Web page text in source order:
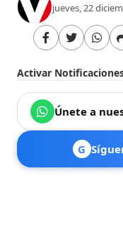
jueves, 22
Activar
Únete a
G